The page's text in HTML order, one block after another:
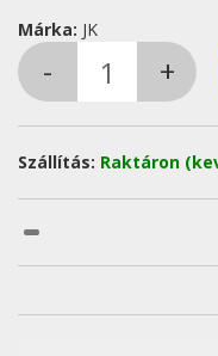
Márka: JK
Szállítás: Raktáron